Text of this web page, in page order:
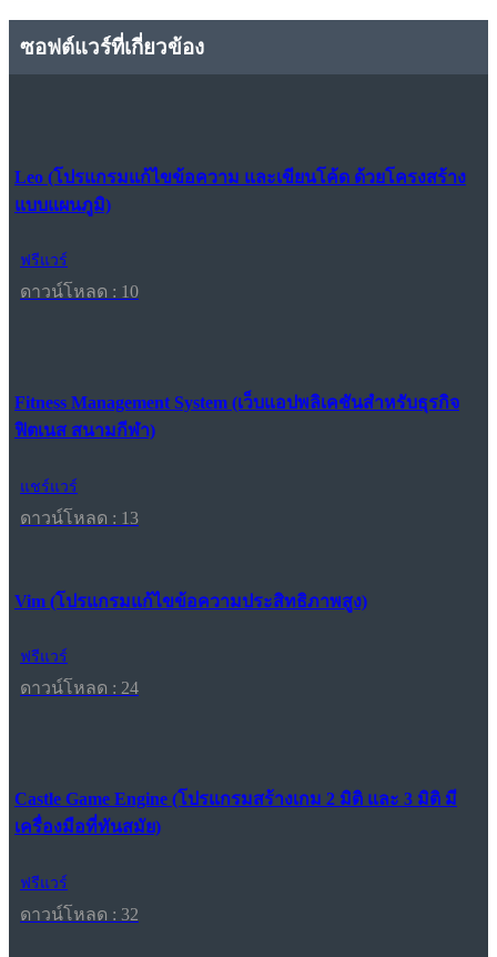
ซอฟต์แวร์ที่เกี่ยวข้อง
Leo (โปรแกรมแก้ไขข้อความ และเขียนโค้ด ด้วยโครงสร้าง
แบบแผนภูมิ)
ฟรีแวร์
ดาวน์โหลด : 10
Fitness Management System (เว็บแอปพลิเคชันสำหรับธุรกิจ
ฟิตเนส สนามกีฬา)
แชร์แวร์
ดาวน์โหลด : 13
Vim (โปรแกรมแก้ไขข้อความประสิทธิภาพสูง)
ฟรีแวร์
ดาวน์โหลด : 24
Castle Game Engine (โปรแกรมสร้างเกม 2 มิติ และ 3 มิติ มี
เครื่องมือที่ทันสมัย)
ฟรีแวร์
ดาวน์โหลด : 32